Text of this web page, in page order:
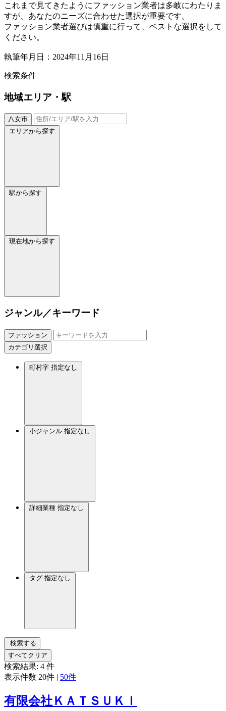
これまで見てきたようにファッション業者は多岐にわたりま
すが、あなたのニーズに合わせた選択が重要です。
ファッション業者選びは慎重に行って、ベストな選択をして
ください。
執筆年月日：2024年11月16日
検索条件
地域エリア・駅
八女市
エリアから探す
駅から探す
現在地から探す
ジャンル／キーワード
ファッション
カテゴリ選択
町村字 指定なし
小ジャンル 指定なし
詳細業種 指定なし
タグ 指定なし
検索する
すべてクリア
検索結果: 4 件
表示件数 20件 | 50件
有限会社ＫＡＴＳＵＫＩ